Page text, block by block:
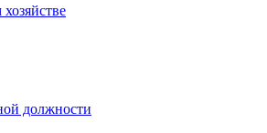
должности